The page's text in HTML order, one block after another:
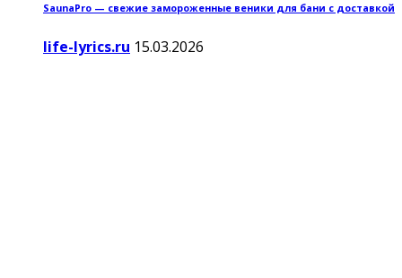
SaunaPro — свежие замороженные веники для бани с доставкой
life-lyrics.ru 15.03.2026